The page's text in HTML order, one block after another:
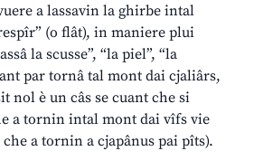
a lassavin la ghirbe intal
(o flât), in maniere plui
la scusse”, “la piel”, “la
par tornâ tal mont dai cjaliârs,
nol è un câs se cuant che si
a tornin intal mont dai vîfs vie
a tornin a cjapânus pai pîts).